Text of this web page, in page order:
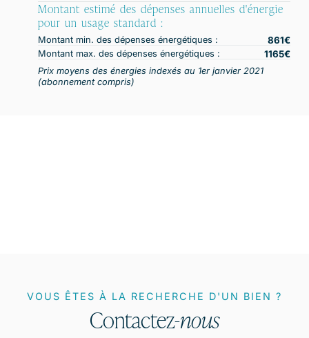
Montant estimé des dépenses annuelles d'énergie
pour un usage standard :
Montant min. des dépenses énergétiques : 861
Montant max. des dépenses énergétiques : 1165
Prix moyens des énergies indexés au 1er janvier 2021
(abonnement compris)
VOUS ÊTES À LA RECHERCHE D'UN BIEN ?
Contactez-nous